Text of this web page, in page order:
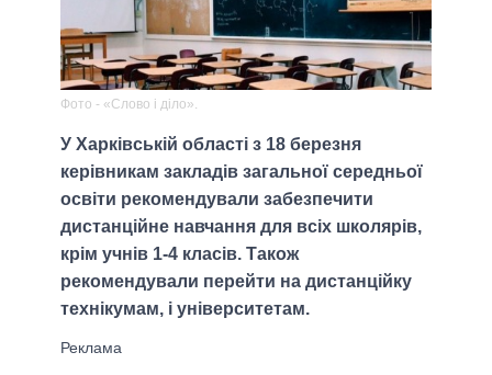
Фото - «Слово і діло».
У Харківській області з 18 березня
керівникам закладів загальної середньої
освіти рекомендували забезпечити
дистанційне навчання для всіх школярів,
крім учнів 1-4 класів. Також
рекомендували перейти на дистанційку
технікумам, і університетам.